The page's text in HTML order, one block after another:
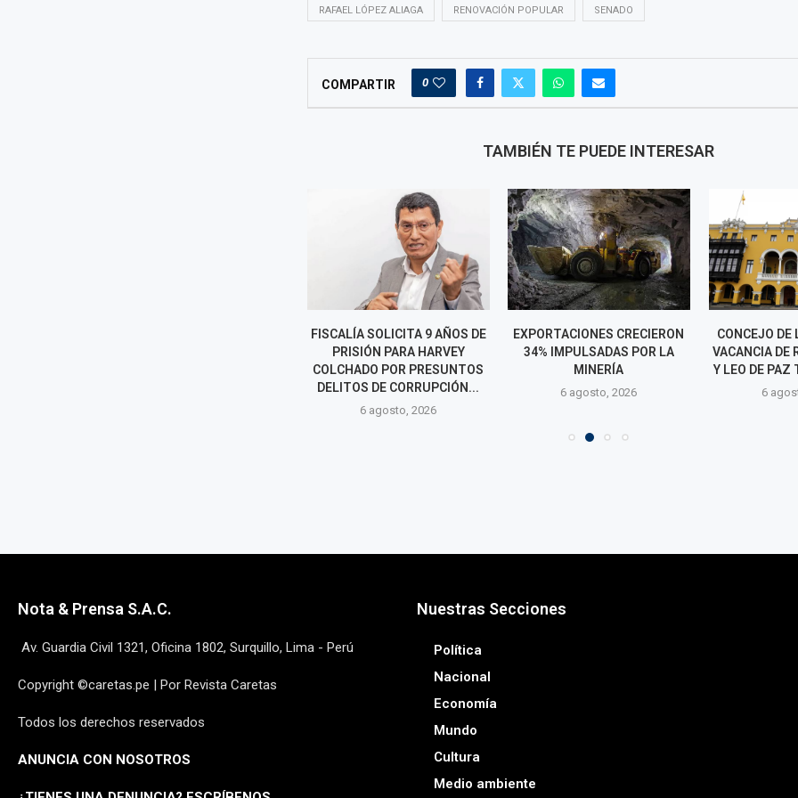
RAFAEL LÓPEZ ALIAGA RENOVACIÓN POPULAR SENADO
COMPARTIR 0
TAMBIÉN TE PUEDE INTERESAR
FISCALÍA SOLICITA 9 AÑOS DE
PRISIÓN PARA HARVEY
COLCHADO POR PRESUNTOS
DELITOS DE CORRUPCIÓN...
6 agosto, 2026
EXPORTACIONES CRECIERON
34% IMPULSADAS POR LA
MINERÍA
6 agosto, 2026
CONCEJO DE
VACANCIA DE
Y LEO DE PAZ
6
Nota & Prensa S.A.C.
Av. Guardia Civil 1321, Oficina 1802, Surquillo, Lima - Perú
Copyright ©caretas.pe | Por Revista Caretas
Todos los derechos reservados
ANUNCIA CON NOSOTROS
Nuestras Secciones
Política
Nacional
Economía
Mundo
Cultura
Medio ambiente